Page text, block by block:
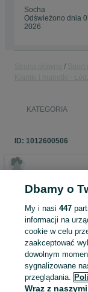
Socha
Odświeżono dnia
2026
KATEGORIA
ID: 1012600506
Zaloguj się lub
sprzedającym
Zaloguj się /
Dbamy o
My i nasi447
informacji na
cookie w celu
zaakceptować
dowolnym
sygnalizowane
przeglądania.
Wraz z